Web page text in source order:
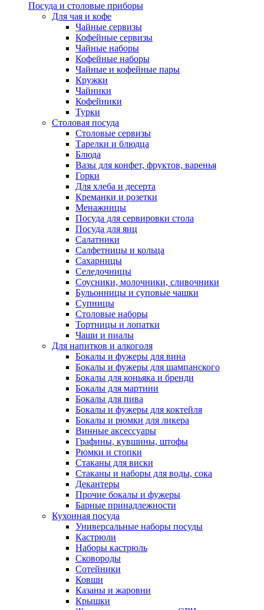
Посуда и столовые приборы
Для чая и кофе
Чайные сервизы
Кофейные сервизы
Чайные наборы
Кофейные наборы
Чайные и кофейные пары
Кружки
Чайники
Кофейники
Турки
Столовая посуда
Столовые сервизы
Тарелки и блюдца
Блюда
Вазы для конфет, фруктов, варенья
Горки
Для хлеба и десерта
Креманки и розетки
Менажницы
Посуда для сервировки стола
Посуда для яиц
Салатники
Салфетницы и кольца
Сахарницы
Селедочницы
Соусники, молочники, сливочники
Бульонницы и суповые чашки
Супницы
Столовые наборы
Тортницы и лопатки
Чаши и пиалы
Для напитков и алкоголя
Бокалы и фужеры для вина
Бокалы и фужеры для шампанского
Бокалы для коньяка и бренди
Бокалы для мартини
Бокалы для пива
Бокалы и фужеры для коктейля
Бокалы и рюмки для ликера
Винные аксессуары
Графины, кувшины, штофы
Рюмки и стопки
Стаканы для виски
Стаканы и наборы для воды, сока
Декантеры
Прочие бокалы и фужеры
Барные принадлежности
Кухонная посуда
Универсальные наборы посуды
Кастрюли
Наборы кастрюль
Сковороды
Сотейники
Ковши
Казаны и жаровни
Крышки